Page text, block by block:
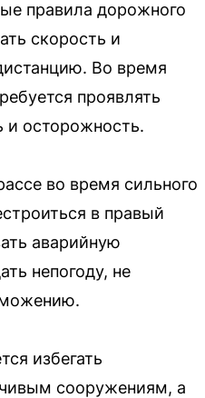
правила дорожного
скорость и
Во время
проявлять
и осторожность.
во время сильного
в правый
аварийную
непогоду, не
избегать
сооружениям, а